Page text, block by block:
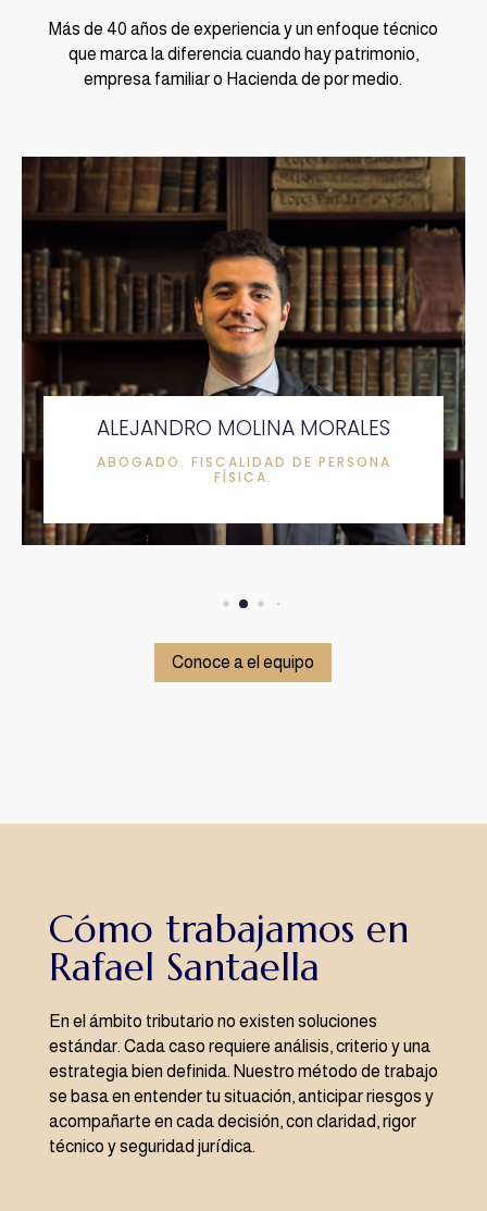
Más de 40 años de experiencia y un enfoque técnico
que marca la diferencia cuando hay patrimonio,
empresa familiar o Hacienda de por medio.
ALEJANDRO MOLINA MORALES
ABOGADO. FISCALIDAD DE PERSONA
FÍSICA.
Conoce a el equipo
Cómo trabajamos en
Rafael Santaella
En el ámbito tributario no existen soluciones
estándar. Cada caso requiere análisis, criterio y una
estrategia bien definida. Nuestro método de trabajo
se basa en entender tu situación, anticipar riesgos y
acompañarte en cada decisión, con claridad, rigor
técnico y seguridad jurídica.